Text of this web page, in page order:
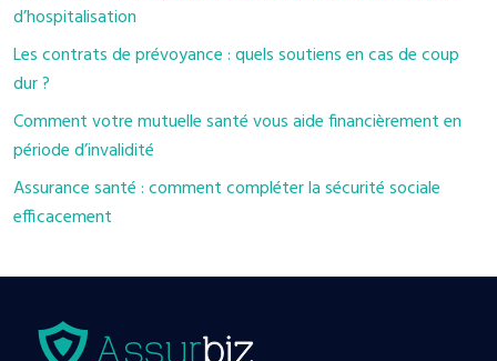
d’hospitalisation
Les contrats de prévoyance : quels soutiens en cas de coup
dur ?
Comment votre mutuelle santé vous aide financièrement en
période d’invalidité
Assurance santé : comment compléter la sécurité sociale
efficacement